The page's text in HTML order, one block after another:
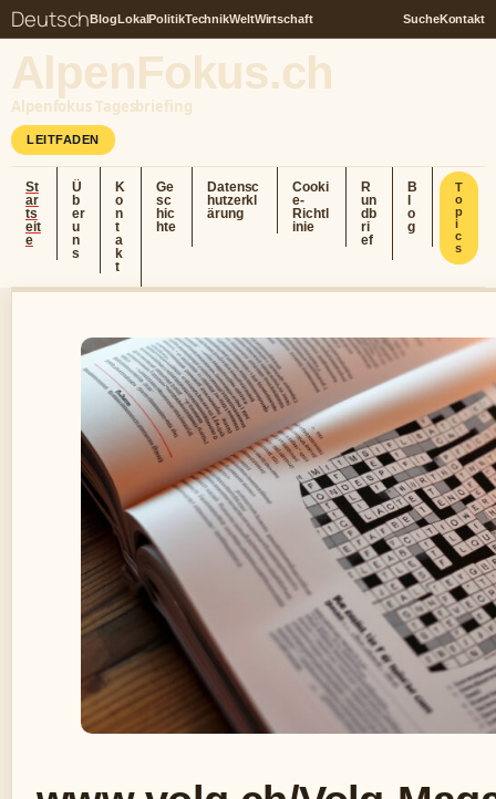
DeutschBlogLokalPolitikTechnikWeltWirtschaft SucheKontakt
AlpenFokus.ch
Alpenfokus Tagesbriefing
LEITFADEN
St
ar
ts
eit
e
Ü
b
er
u
n
s
K
o
n
t
a
k
t
Ge
sc
hic
hte
Datensc
hutzerkl
ärung
Cooki
e-
Richtl
inie
R
un
db
ri
ef
B
o
g
T
o
p
i
c
s